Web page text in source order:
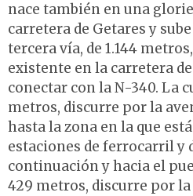
nace también en una
carretera de Getares y
tercera vía, de 1.144
existente en la carretera
conectar con la N-340. La
metros, discurre por la
hasta la zona en la que
estaciones de ferrocarril y
continuación y hacia el
429 metros, discurre por la